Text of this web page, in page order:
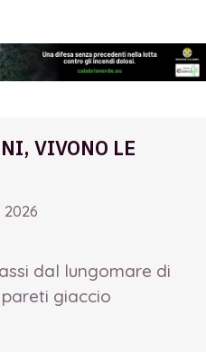
VIVONO LE
dal lungomare di
giaccio